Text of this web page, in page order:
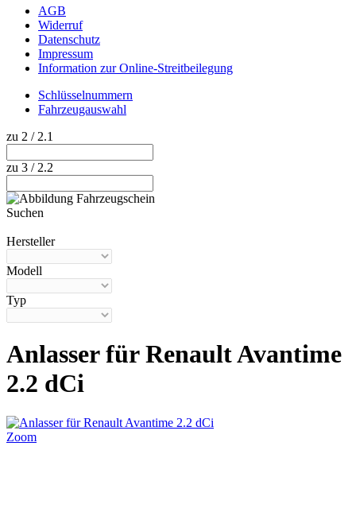
AGB
Widerruf
Datenschutz
Impressum
Information zur Online-Streitbeilegung
Schlüsselnummern
Fahrzeugauswahl
zu 2 / 2.1
zu 3 / 2.2
Suchen
Hersteller
Modell
Typ
Anlasser für Renault Avantime
2.2 dCi
Zoom